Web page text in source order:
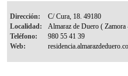
Dirección:
Localidad:
Teléfono:
Web: